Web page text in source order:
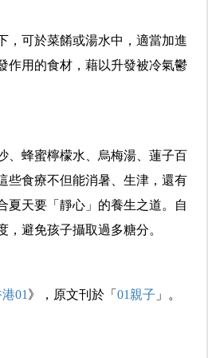
，可於菜餚或湯水中，適當加進
作用的食材，藉以升發被冷氣鬱
、蜂蜜檸檬水、烏梅湯、蓮子百
些食療不但能消暑、生津，還有
夏天要「靜心」的養生之道。自
，避免孩子攝取過多糖分。
01 》，原文刊於「 01親子 」。